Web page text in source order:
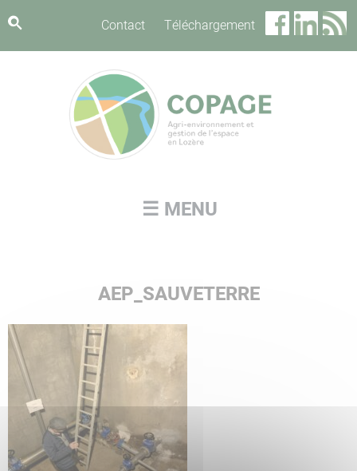
Contact Téléchargement
☰ MENU
AEP_SAUVETERRE